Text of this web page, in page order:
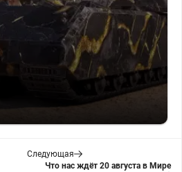
Следующая
Что нас ждёт 20 августа в Мире